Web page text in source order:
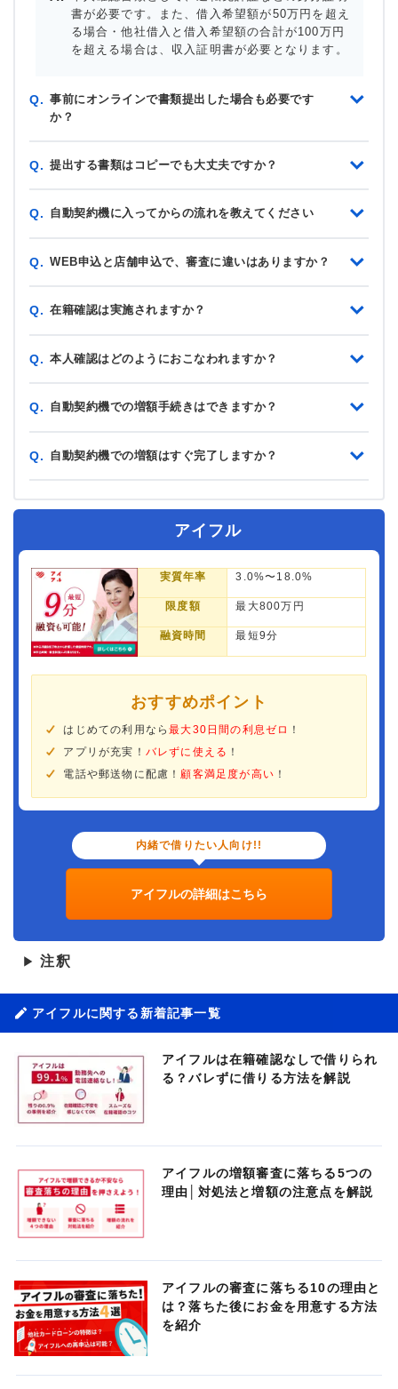
書が必要です。また、借入希望額が50万円を超え
る場合・他社借入と借入希望額の合計が100万円
を超える場合は、収入証明書が必要となります。
Q. 事前にオンラインで書類提出した場合も必要です
か？
Q. 提出する書類はコピーでも大丈夫ですか？
Q. 自動契約機に入ってからの流れを教えてください
Q. WEB申込と店舗申込で、審査に違いはありますか？
Q. 在籍確認は実施されますか？
Q. 本人確認はどのようにおこなわれますか？
Q. 自動契約機での増額手続きはできますか？
Q. 自動契約機での増額はすぐ完了しますか？
アイフル
実質年率 3.0%〜18.0%
限度額 最大800万円
融資時間 最短9分
おすすめポイント
はじめての利用なら最大30日間の利息ゼロ ！
アプリが充実！ バレずに使える ！
電話や郵送物に配慮！ 顧客満足度が高い ！
内緒で借りたい人向け!!
アイフルの詳細はこちら
▶ 注釈
アイフルに関する新着記事一覧
アイフルは在籍確認なしで借りられ
る？バレずに借りる方法を解説
アイフルの増額審査に落ちる5つの
理由│対処法と増額の注意点を解説
アイフルの審査に落ちる10の理由と
は？落ちた後にお金を用意する方法
を紹介